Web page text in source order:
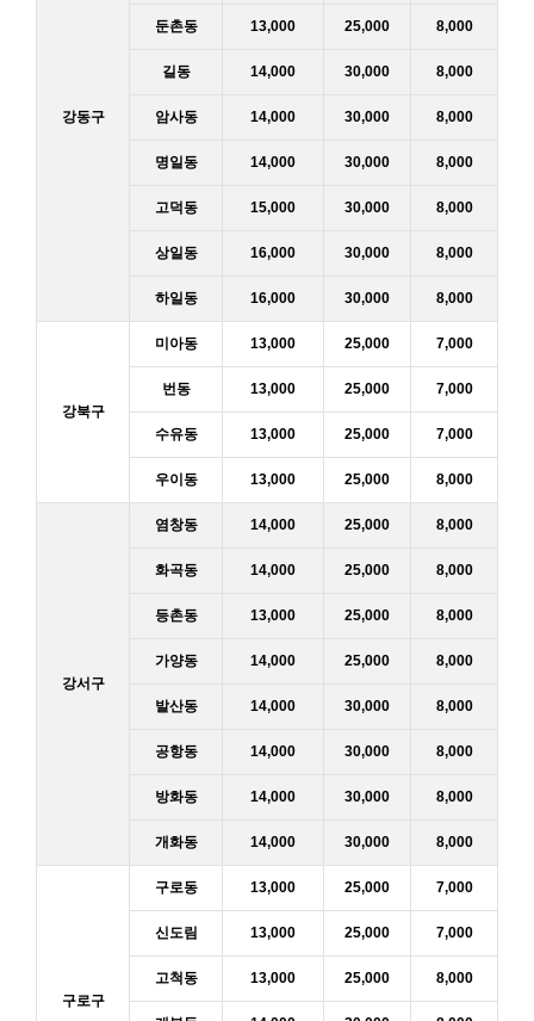
강동구
둔촌동 13,000 25,000 8,000
길동 14,000 30,000 8,000
암사동 14,000 30,000 8,000
명일동 14,000 30,000 8,000
고덕동 15,000 30,000 8,000
상일동 16,000 30,000 8,000
하일동 16,000 30,000 8,000
강북구
미아동 13,000 25,000 7,000
번동 13,000 25,000 7,000
수유동 13,000 25,000 7,000
우이동 13,000 25,000 8,000
강서구
염창동 14,000 25,000 8,000
화곡동 14,000 25,000 8,000
등촌동 13,000 25,000 8,000
가양동 14,000 25,000 8,000
발산동 14,000 30,000 8,000
공항동 14,000 30,000 8,000
방화동 14,000 30,000 8,000
개화동 14,000 30,000 8,000
구로구
구로동 13,000 25,000 7,000
신도림 13,000 25,000 7,000
고척동 13,000 25,000 8,000